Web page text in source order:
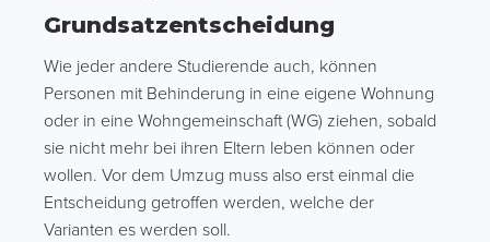
Grundsatzentscheidung
Wie jeder andere Studierende auch, können
Personen mit Behinderung in eine eigene Wohnung
oder in eine Wohngemeinschaft (WG) ziehen, sobald
sie nicht mehr bei ihren Eltern leben können oder
wollen. Vor dem Umzug muss also erst einmal die
Entscheidung getroffen werden, welche der
Varianten es werden soll.